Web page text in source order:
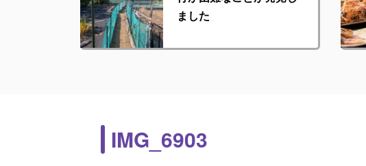
ました
IMG_6903